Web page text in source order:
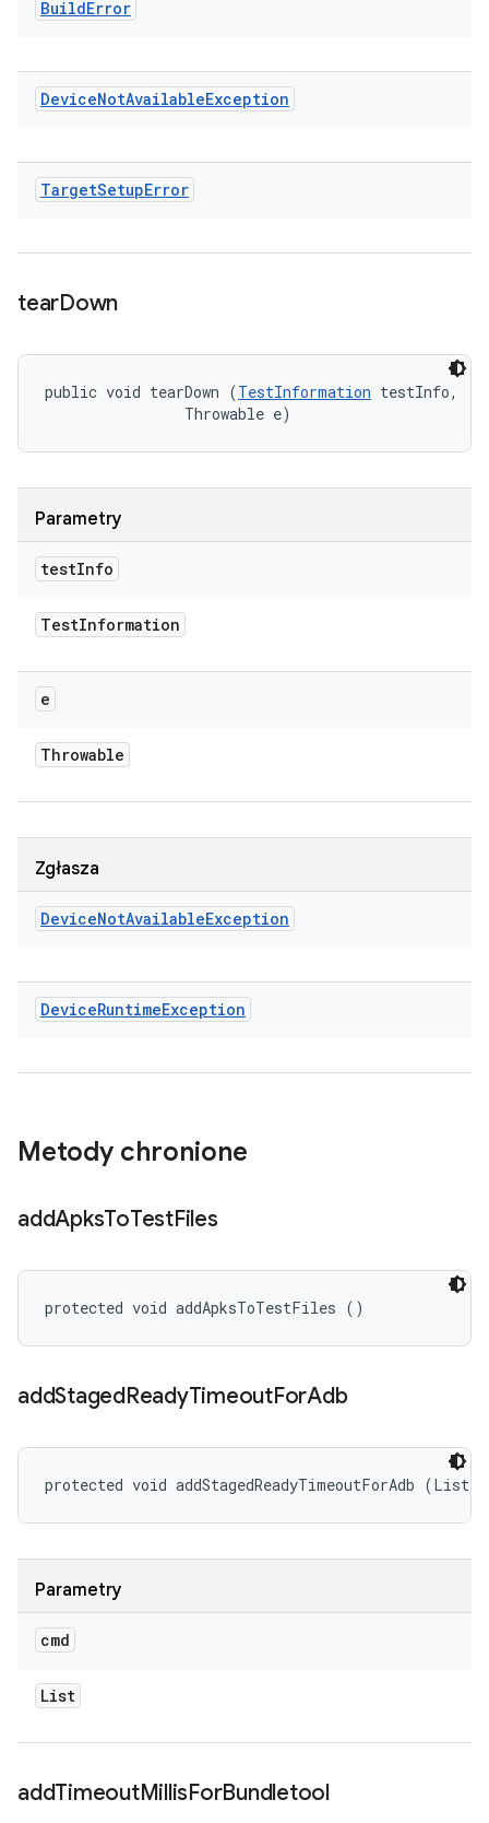
BuildError
DeviceNotAvailableException
TargetSetupError
tearDown
public void tearDown (TestInformation testInfo,
                Throwable e)
Parametry
testInfo
TestInformation
e
Throwable
Zgłasza
DeviceNotAvailableException
DeviceRuntimeException
Metody chronione
addApksToTestFiles
protected void addApksToTestFiles ()
addStagedReadyTimeoutForAdb
protected void addStagedReadyTimeoutForAdb
Parametry
cmd
List
addTimeoutMillisForBundletool